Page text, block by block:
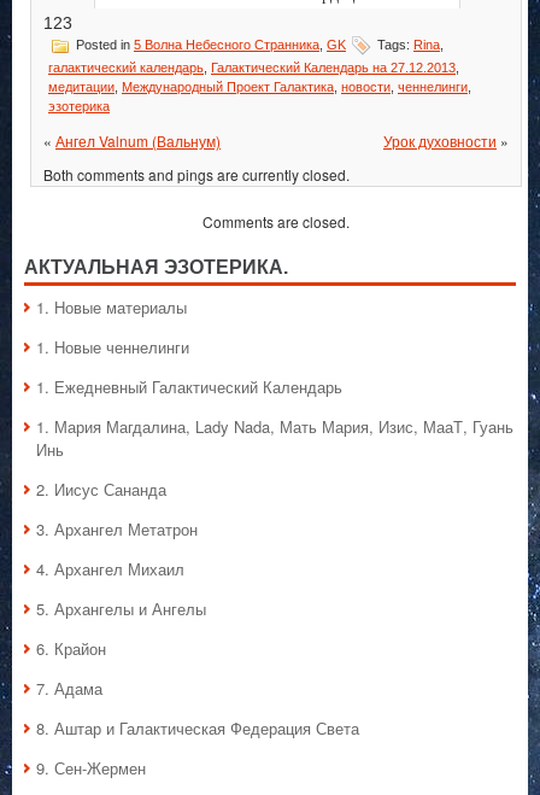
123
Posted in 5 Волна Небесного Странника GK Tags: Rina
галактический календарь Галактический Календарь на 27.12.2013
медитации Международный Проект Галактика новости ченнелинги
эзотерика
« Ангел Valnum (Вальнум) Урок духовности »
Both comments and pings are currently closed.
Comments are closed.
АКТУАЛЬНАЯ ЭЗОТЕРИКА.
1. Hовые материалы
1. Hовые ченнелинги
1. Ежедневный Галактический Календарь
1. Мария Магдалина, Lady Nada, Мать Мария, Изис, МааТ, Гуань
Инь
2. Иисус Сананда
3. Архангел Метатрон
4. Архангел Михаил
5. Архангелы и Ангелы
6. Крайон
7. Адама
8. Аштар и Галактическая Федерация Света
9. Сен-Жермен